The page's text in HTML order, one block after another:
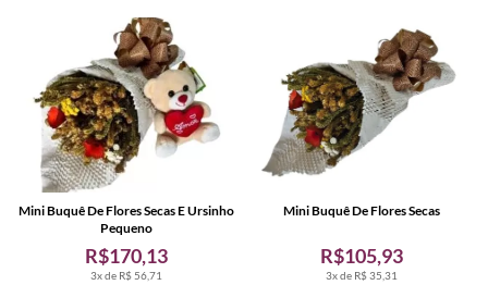
3x de R$ 56,71
R$170,13
Mini Buquê De Flores Secas E Ursinho
Pequeno
3x de R$ 35,31
R$105,93
Mini Buquê De Flores Secas